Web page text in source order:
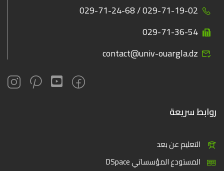
029-71-19-02 / 029-71-24-68
029-71-36-54
contact@univ-ouargla.dz
روابط سريعة
التعليم عن بعد
المستودع المؤسساتي DSpace